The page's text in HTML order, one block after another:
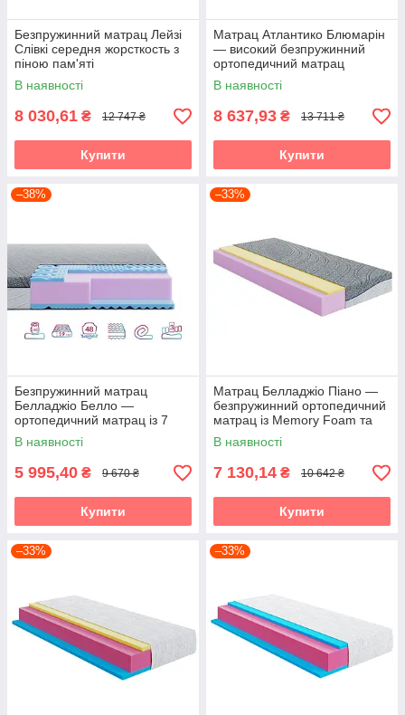
Безпружинний матрац Лейзі
Слівкі середня жорсткость з
піною пам'яті
В наявності
8 030,61 ₴ 12 747 ₴
Купити
Матрац Атлантико Блюмарін
— високий безпружинний
ортопедичний матрац
середньої жорсткості
В наявності
8 637,93 ₴ 13 711 ₴
Купити
–38%
Безпружинний матрац
Белладжіо Белло —
ортопедичний матрац із 7
зонами підтримки та
масажним ефектом
В наявності
5 995,40 ₴ 9 670 ₴
Купити
–33%
Матрац Белладжіо Піано —
безпружинний ортопедичний
матрац із Memory Foam та
різною жорсткістю сторін
В наявності
7 130,14 ₴ 10 642 ₴
Купити
–33% –33%